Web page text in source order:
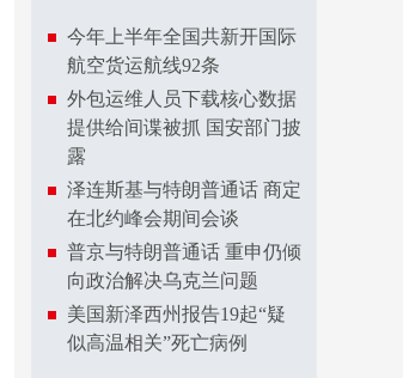
今年上半年全国共新开国际
航空货运航线92条
外包运维人员下载核心数据
提供给间谍被抓 国安部门披
露
泽连斯基与特朗普通话 商定
在北约峰会期间会谈
普京与特朗普通话 重申仍倾
向政治解决乌克兰问题
美国新泽西州报告19起“疑
似高温相关”死亡病例